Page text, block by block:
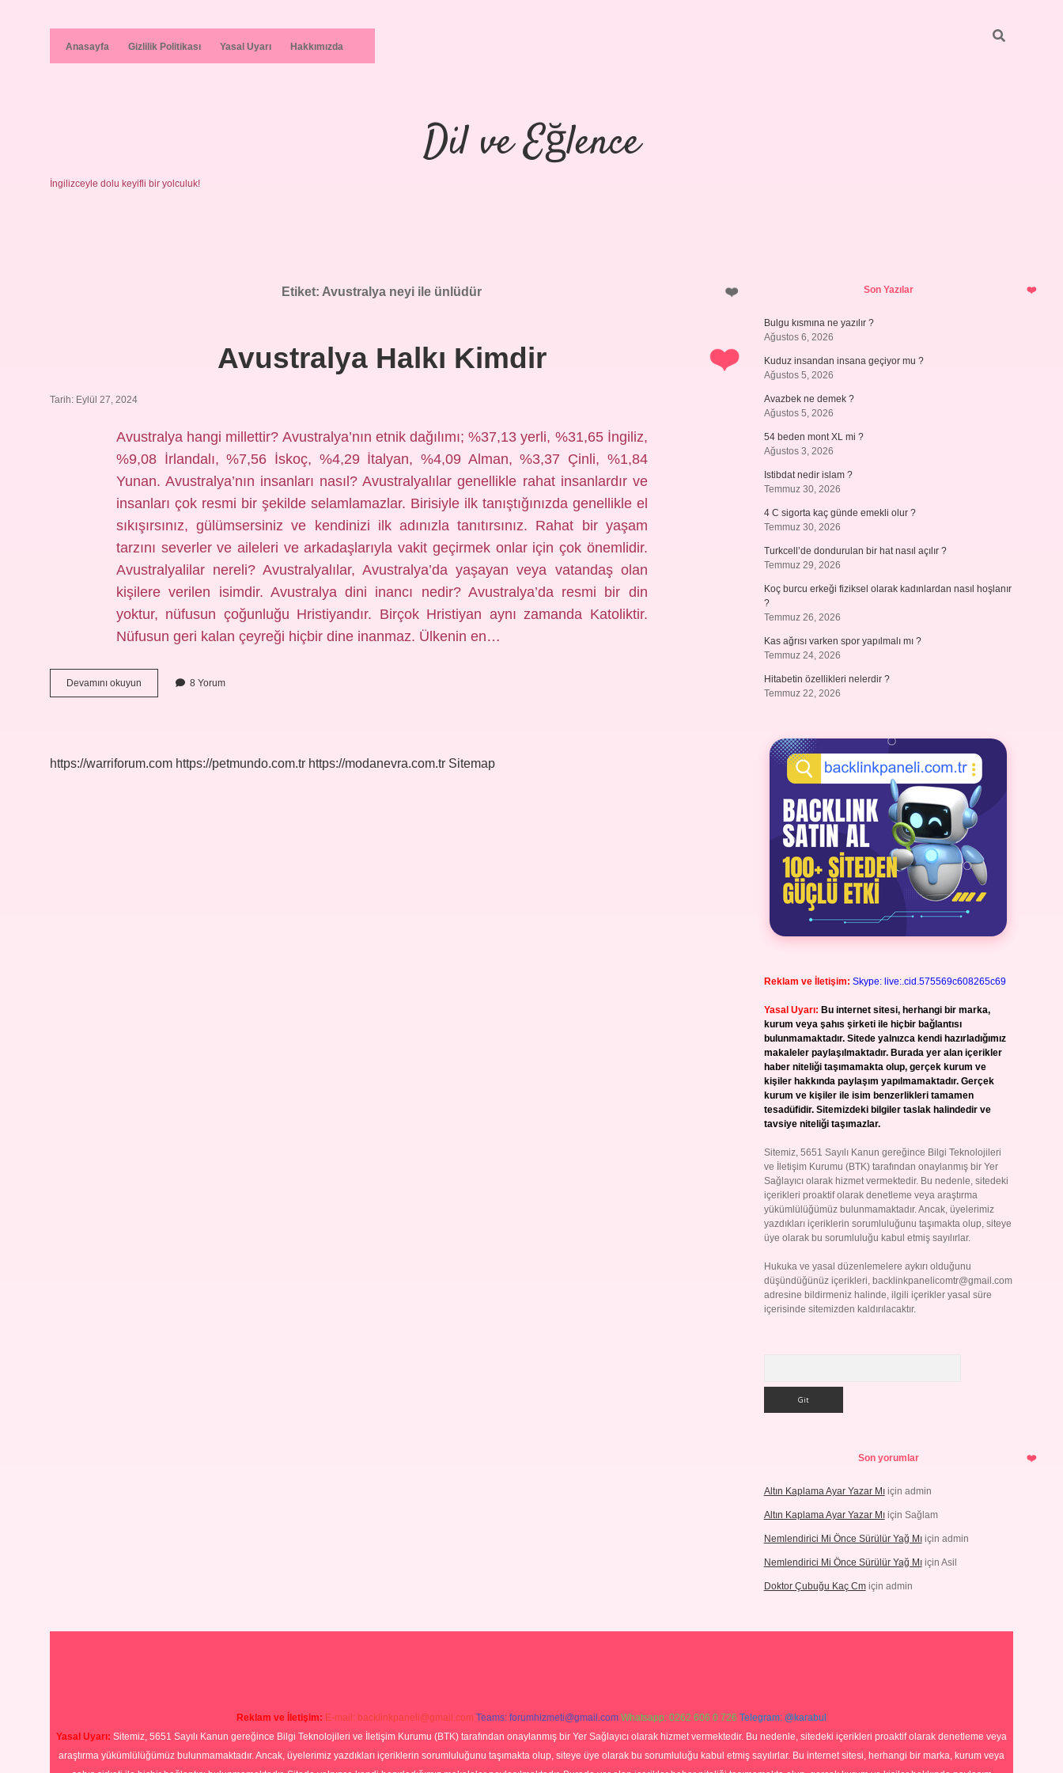
Anasayfa Gizlilik Politikası Yasal Uyarı Hakkımızda
Dil ve Eğlence
İngilizceyle dolu keyifli bir yolculuk!
Etiket: Avustralya neyi ile ünlüdür
Avustralya Halkı Kimdir
Tarih: Eylül 27, 2024
Avustralya hangi millettir? Avustralya’nın etnik dağılımı; %37,13 yerli, %31,65 İngiliz,
%9,08 İrlandalı, %7,56 İskoç, %4,29 İtalyan, %4,09 Alman, %3,37 Çinli, %1,84
Yunan. Avustralya’nın insanları nasıl? Avustralyalılar genellikle rahat insanlardır ve
insanları çok resmi bir şekilde selamlamazlar. Birisiyle ilk tanıştığınızda genellikle el
sıkışırsınız, gülümsersiniz ve kendinizi ilk adınızla tanıtırsınız. Rahat bir yaşam
tarzını severler ve aileleri ve arkadaşlarıyla vakit geçirmek onlar için çok önemlidir.
Avustralyalilar nereli? Avustralyalılar, Avustralya’da yaşayan veya vatandaş olan
kişilere verilen isimdir. Avustralya dini inancı nedir? Avustralya’da resmi bir din
yoktur, nüfusun çoğunluğu Hristiyandır. Birçok Hristiyan aynı zamanda Katoliktir.
Nüfusun geri kalan çeyreği hiçbir dine inanmaz. Ülkenin en…
Devamını okuyun Avustralya
Halkı
8 Yorum
https://warriforum.com https://petmundo.com.tr https://modanevra.com.tr Sitemap
SidebarSon Yazılar
Bulgu kısmına ne yazılır ?
Ağustos 6, 2026
Kuduz insandan insana geçiyor mu ?
Ağustos 5, 2026
Avazbek ne demek ?
Ağustos 5, 2026
54 beden mont XL mi ?
Ağustos 3, 2026
Istibdat nedir islam ?
Temmuz 30, 2026
4 C sigorta kaç günde emekli olur ?
Temmuz 30, 2026
Turkcell’de dondurulan bir hat nasıl açılır ?
Temmuz 29, 2026
Koç burcu erkeği fiziksel olarak kadınlardan nasıl hoşlanır
?
Temmuz 26, 2026
Kas ağrısı varken spor yapılmalı mı ?
Temmuz 24, 2026
Hitabetin özellikleri nelerdir ?
Temmuz 22, 2026
Reklam ve İletişim: Skype: live:.cid.575569c608265c69
Yasal Uyarı: Bu internet sitesi, herhangi bir marka,
kurum veya şahıs şirketi ile hiçbir bağlantısı
bulunmamaktadır. Sitede yalnızca kendi hazırladığımız
makaleler paylaşılmaktadır. Burada yer alan içerikler
haber niteliği taşımamakta olup, gerçek kurum ve
kişiler hakkında paylaşım yapılmamaktadır. Gerçek
kurum ve kişiler ile isim benzerlikleri tamamen
tesadüfidir. Sitemizdeki bilgiler taslak halindedir ve
tavsiye niteliği taşımazlar.
Sitemiz, 5651 Sayılı Kanun gereğince Bilgi Teknolojileri
ve İletişim Kurumu (BTK) tarafından onaylanmış bir Yer
Sağlayıcı olarak hizmet vermektedir. Bu nedenle, sitedeki
içerikleri proaktif olarak denetleme veya araştırma
yükümlülüğümüz bulunmamaktadır. Ancak, üyelerimiz
yazdıkları içeriklerin sorumluluğunu taşımakta olup, siteye
üye olarak bu sorumluluğu kabul etmiş sayılırlar.
Hukuka ve yasal düzenlemelere aykırı olduğunu
düşündüğünüz içerikleri, backlinkpanelicomtr@gmail.com
adresine bildirmeniz halinde, ilgili içerikler yasal süre
içerisinde sitemizden kaldırılacaktır.
Son yorumlar
Altın Kaplama Ayar Yazar Mıiçin admin
Altın Kaplama Ayar Yazar Mıiçin Sağlam
Nemlendirici Mi Önce Sürülür Yağ Mıiçin admin
Nemlendirici Mi Önce Sürülür Yağ Mıiçin Asil
Doktor Çubuğu Kaç Cmiçin admin
Reklam ve İletişim: E-mail: backlinkpaneli@gmail.com Teams: forumhizmeti@gmail.com Whatsapp: 0262 606 0 726 Telegram: @karabul
Yasal Uyarı: Sitemiz, 5651 Sayılı Kanun gereğince Bilgi Teknolojileri ve İletişim Kurumu (BTK) tarafından onaylanmış bir Yer Sağlayıcı olarak hizmet vermektedir. Bu nedenle, sitedeki içerikleri proaktif olarak denetleme veya
araştırma yükümlülüğümüz bulunmamaktadır. Ancak, üyelerimiz yazdıkları içeriklerin sorumluluğunu taşımakta olup, siteye üye olarak bu sorumluluğu kabul etmiş sayılırlar. Bu internet sitesi, herhangi bir marka, kurum veya